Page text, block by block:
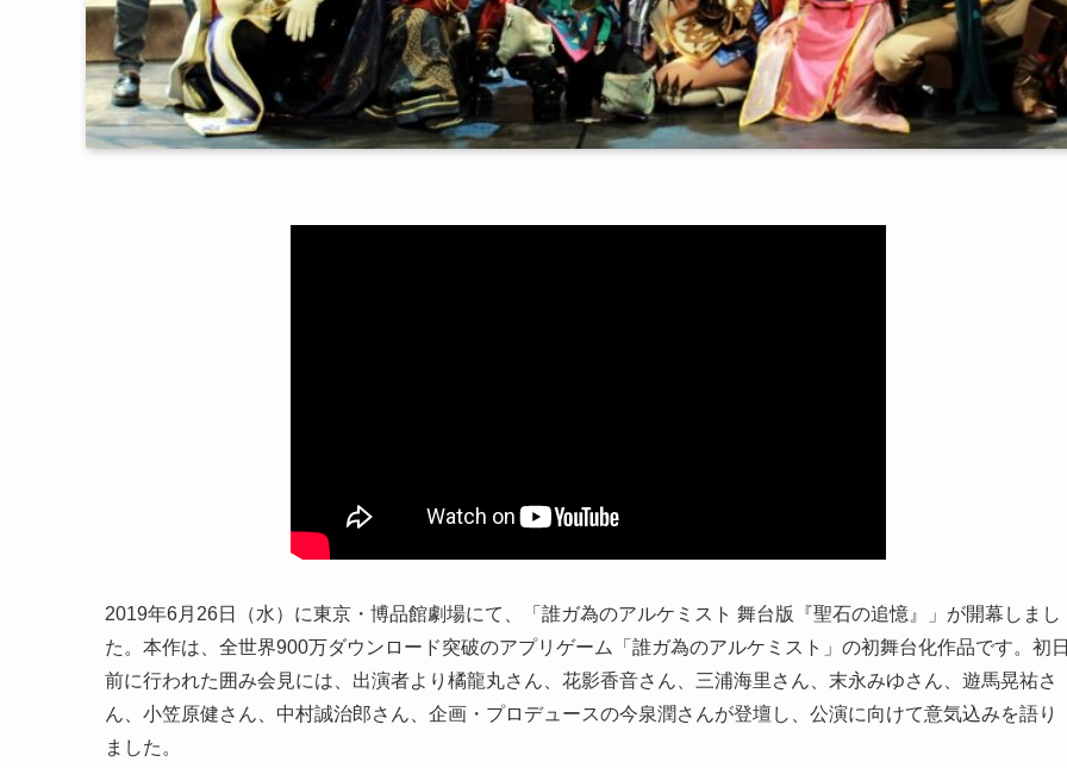
2019年6月26日（水）に東京・博品館劇場にて、「誰ガ為のアルケミスト 舞台版『聖石の追憶』」が開幕しまし
た。本作は、全世界900万ダウンロード突破のアプリゲーム「誰ガ為のアルケミスト」の初舞台化作品です。初日
前に行われた囲み会見には、出演者より橘龍丸さん、花影香音さん、三浦海里さん、末永みゆさん、遊馬晃祐さ
ん、小笠原健さん、中村誠治郎さん、企画・プロデュースの今泉潤さんが登壇し、公演に向けて意気込みを語り
ました。